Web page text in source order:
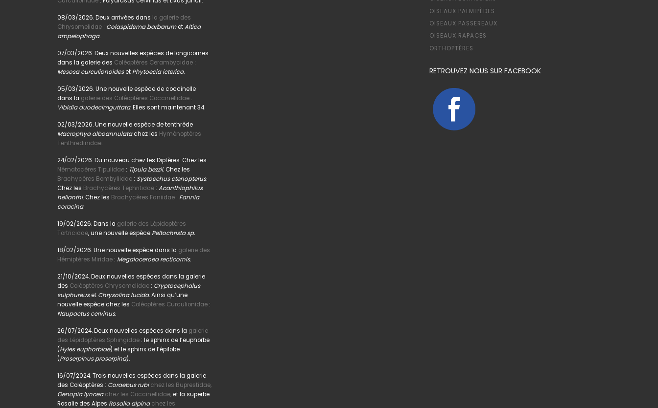
08/03/2026. Deux arrivées dans la galerie des
Chrysomelidae : Colaspidema barbarumetAltica
ampelophaga.
07/03/2026. Deux nouvelles espèces de longicornes
dans la galerie des Coléoptères Cerambycidae :
Mesosa curculionoideset Phytoecia icterica.
05/03/2026. Une nouvelle espèce de coccinelle
dans la galerie des Coléoptères Coccinellidae :
Vibidia duodecimguttata.Elles sont maintenant 34.
02/03/2026. Une nouvelle espèce de tenthrède
Macrophya alboannulatachez les Hyménoptères
Tenthredinidae.
24/02/2026. Du nouveau chez les Diptères. Chez les
Nématocères Tipulidae : Tipula bezzii. Chez les
Brachycères Bombyliidae : Systoechus ctenopterus.
Chez les Brachycères Tephritidae : Acanthiophilus
helianthi. Chez les Brachycères Faniidae : Fannia
coracina.
19/02/2026. Dans la galerie des Lépidoptères
Tortricidae, une nouvelle espèce Peltochrista sp.
18/02/2026. Une nouvelle espèce dans la galerie des
Hémiptères Miridae : Megaloceroea recticornis.
21/10/2024. Deux nouvelles espèces dans la galerie
des Coléoptères Chrysomelidae : Cryptocephalus
sulphureuset Chrysolina lucida. Ainsi qu’une
nouvelle espèce chez les Coléoptères Curculionidae :
Naupactus cervinus.
26/07/2024. Deux nouvelles espèces dans la galerie
des Lépidoptères Sphingidae : le sphinx de l’euphorbe
(Hyles euphorbiae) et le sphinx de l’épilobe
(Proserpinus proserpina).
16/07/2024. Trois nouvelles espèces dans la galerie
des Coléoptères : Coraebus rubi chez les Buprestidae,
Oenopia lyncea chez les Coccinellidae,et la superbe
Rosalie des Alpes Rosalia alpina chez les
OISEAUX PALMIPÈDES
OISEAUX PASSEREAUX
OISEAUX RAPACES
ORTHOPTÈRES
RETROUVEZ NOUS SUR FACEBOOK